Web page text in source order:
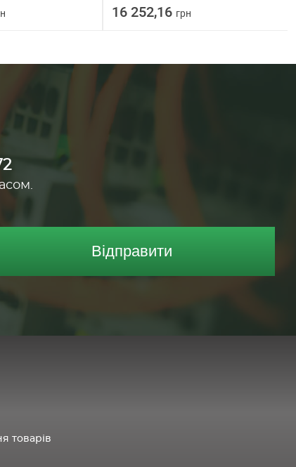
16 252,16 грн
Відправити
товарів